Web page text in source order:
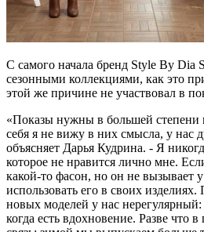
С самого начала бренд Style By Dia
сезонными коллекциями, как это
этой же причине не участвовал в
«Показы нужны в большей степени
себя я не вижу в них смысла, у нас
объясняет Дарья Кудрина. - Я
которое не нравится лично мне.
какой-то фасон, но он не вызывает
использовать его в своих
новых моделей у нас нерегулярный:
когда есть вдохновение. Разве что в